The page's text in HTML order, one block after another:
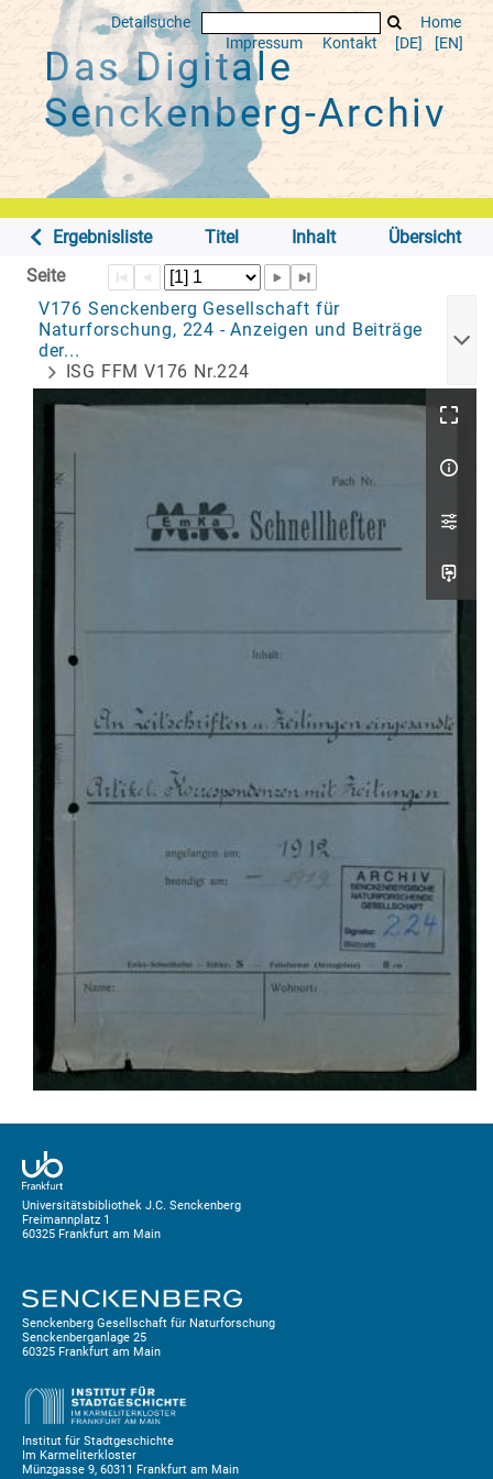
Detailsuche
Home
Impressum
Kontakt [DE] [EN]
Das Digitale
Senckenberg-Archiv
Ergebnisliste Titel Inhalt
Übersicht
Seite
V176 Senckenberg Gesellschaft für
Naturforschung, 224 - Anzeigen und Beiträge
der...
ISG FFM V176 Nr.224
Universitätsbibliothek J.C. Senckenberg
Freimannplatz 1
60325 Frankfurt am Main
Senckenberg Gesellschaft für Naturforschung
Senckenberganlage 25
60325 Frankfurt am Main
Institut für Stadtgeschichte
Im Karmeliterkloster
Münzgasse 9, 60311 Frankfurt am Main